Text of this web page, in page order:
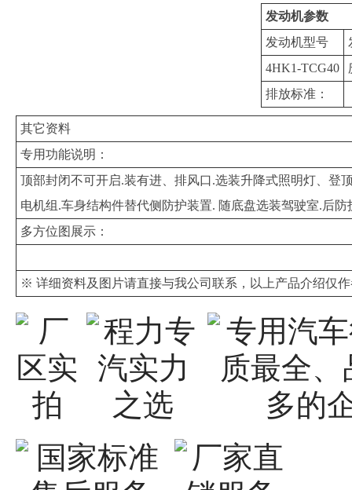
发动机参数
发动机型号
4HK1-TCG40
排放标准：
其它资料
专用功能说明：
顶部封闭不可开启.装有进、排风口.选装升降式照明灯、登
电机组.车身结构件替代侧防护装置. 随底盘选装驾驶室.后
多方位图展示：
※ 详细资料及图片请直接与我公司联系，以上产品介绍仅